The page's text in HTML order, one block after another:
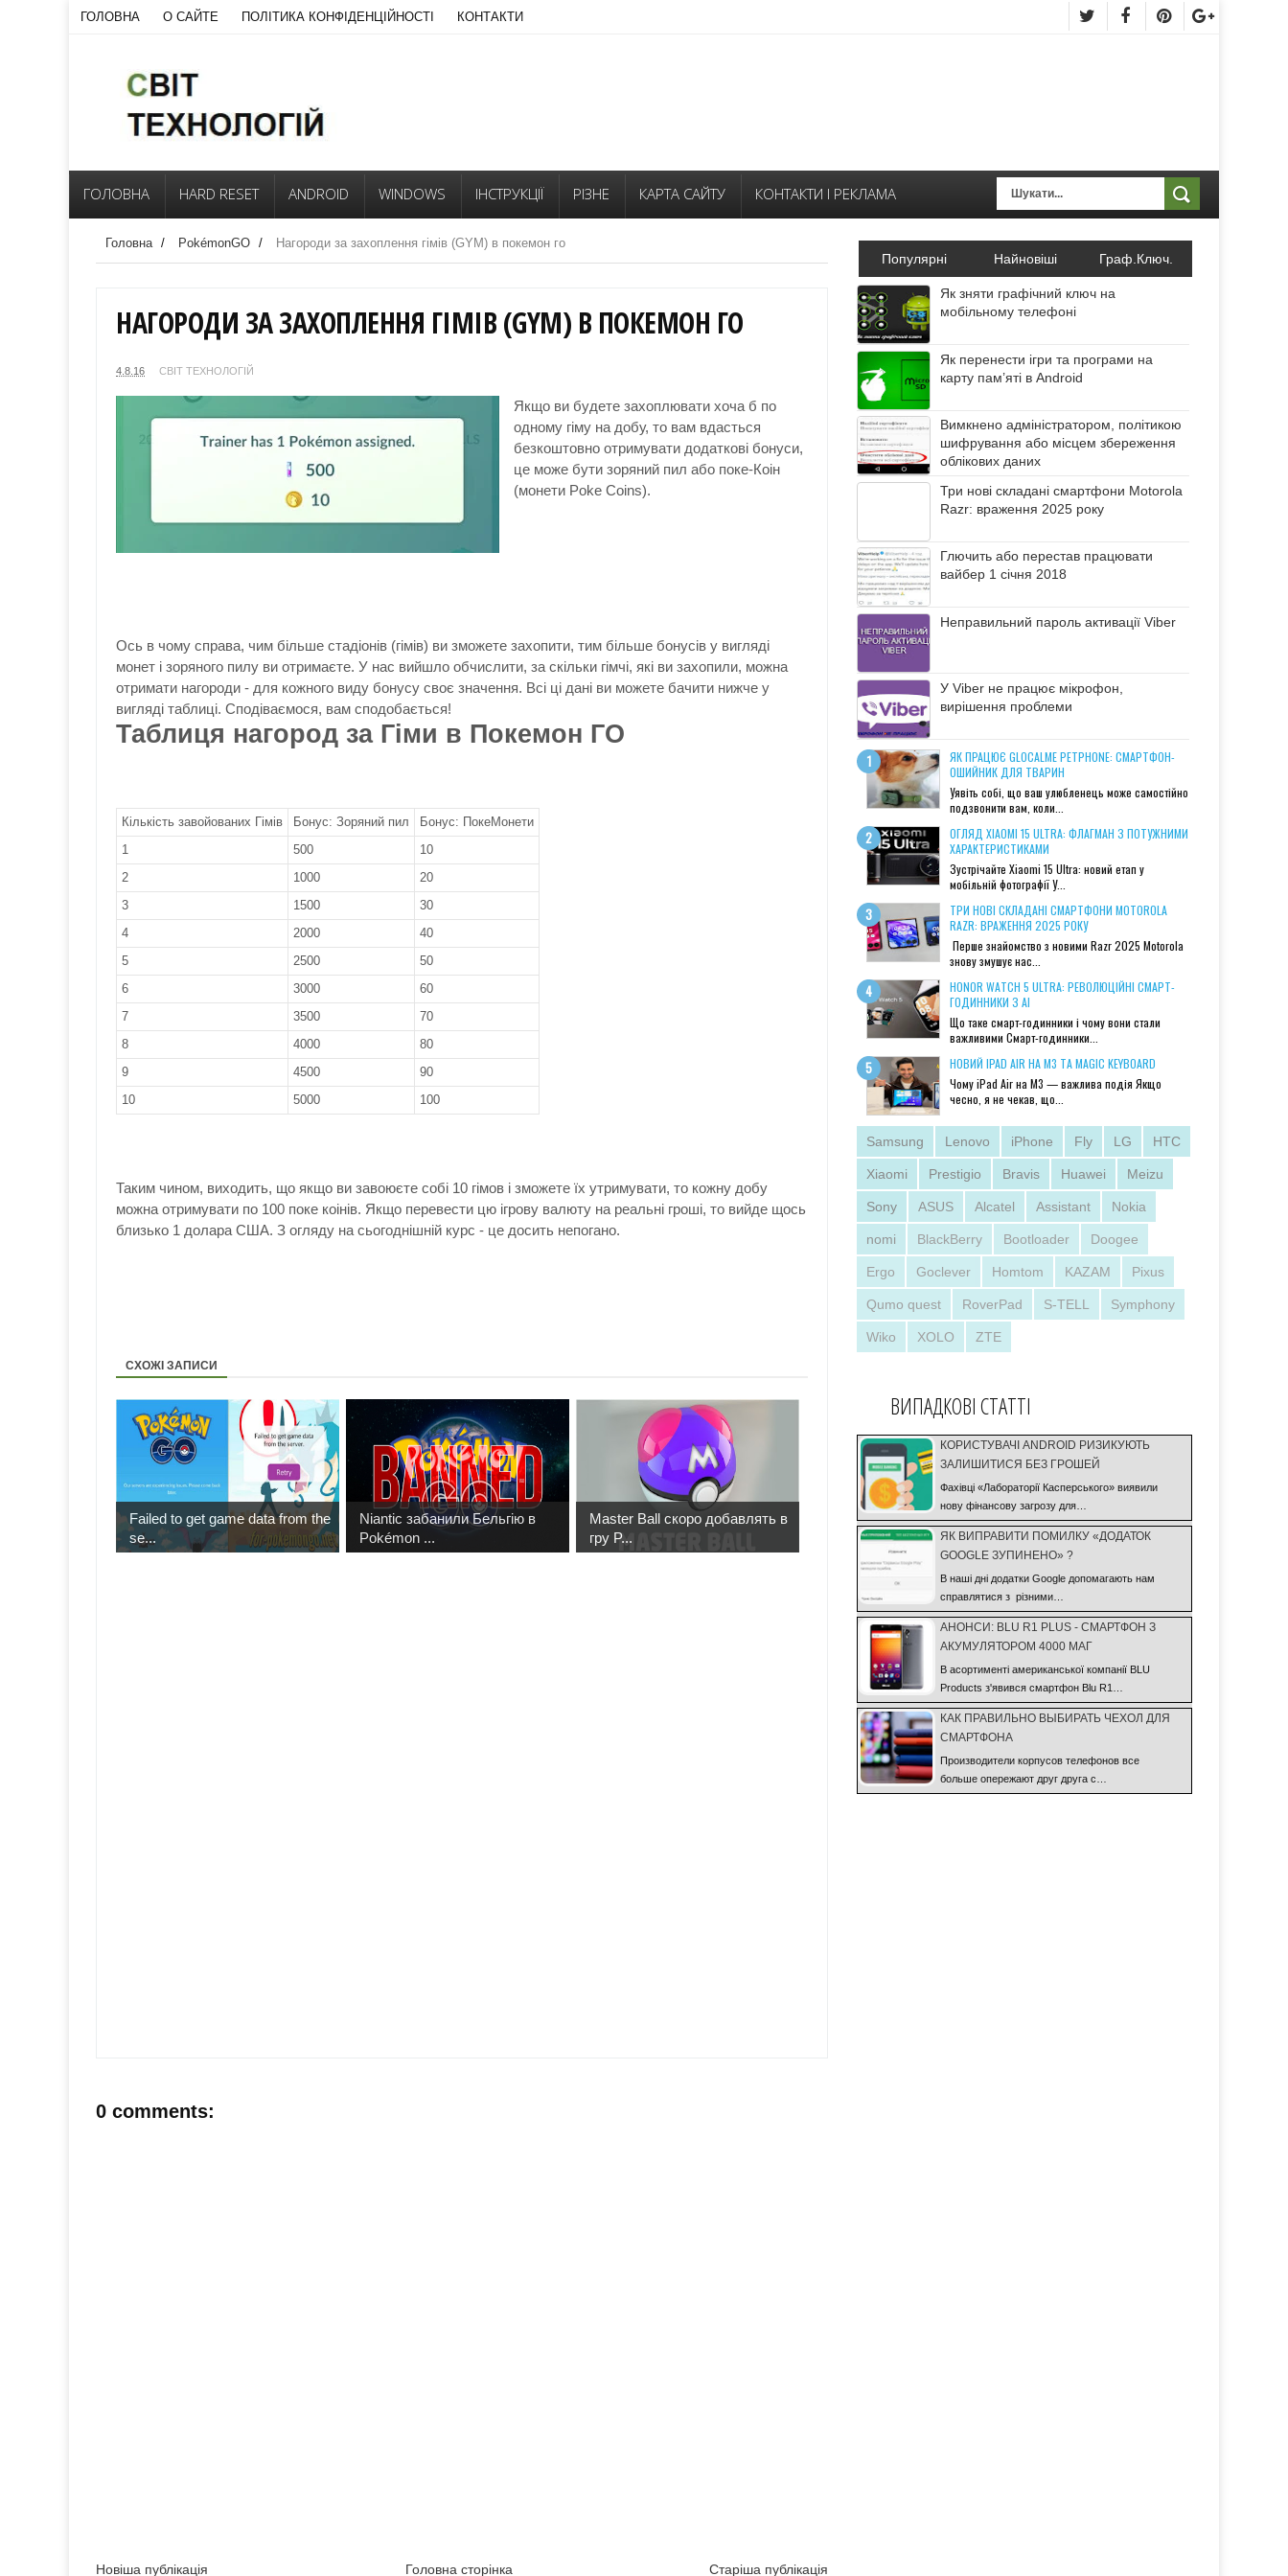
ГОЛОВНА О САЙТЕ ПОЛІТИКА КОНФІДЕНЦІЙНОСТІ КОНТАКТИ
ГОЛОВНА HARD RESET ANDROID WINDOWS ІНСТРУКЦІЇ РІЗНЕ КАРТА САЙТУ КОНТАКТИ І РЕКЛАМА
Головна / PokémonGO / Нагороди за захоплення гімів (GYM) в покемон го
НАГОРОДИ ЗА ЗАХОПЛЕННЯ ГІМІВ (GYM) В ПОКЕМОН ГО
4.8.16 СВІТ ТЕХНОЛОГІЙ
Якщо ви будете захоплювати хоча б по
одному гіму на добу, то вам вдасться
безкоштовно отримувати додаткові бонуси,
це може бути зоряний пил або поке-Коін
(монети Poke Coins).
Ось в чому справа, чим більше стадіонів (гімів) ви зможете захопити, тим більше бонусів у вигляді
монет і зоряного пилу ви отримаєте. У нас вийшло обчислити, за скільки гімчі, які ви захопили, можна
отримати нагороди - для кожного виду бонусу своє значення. Всі ці дані ви можете бачити нижче у
вигляді таблиці. Сподіваємося, вам сподобається!
Таблиця нагород за Гіми в Покемон ГО
Кількість завойованих Гімів Бонус: Зоряний пил
Бонус: ПокеМонети
1
500
10
2
1000
20
3
1500
30
4
2000
40
5
2500
50
6
3000
60
7
3500
70
8
4000
80
9
4500
90
10
5000 100
Таким чином, виходить, що якщо ви завоюєте собі 10 гімов і зможете їх утримувати, то кожну добу
можна отримувати по 100 поке коінів. Якщо перевести цю ігрову валюту на реальні гроші, то вийде щось
близько 1 долара США. З огляду на сьогоднішній курс - це досить непогано.
СХОЖІ ЗАПИСИ
Failed to get game data from the
se...
Niantic забанили Бельгію в
Pokémon ...
Master Ball скоро добавлять в
гру P...
0 comments:
Новіша публікація Старіша публікація
Головна сторінка
Популярні Найновіші Граф.Ключ.
Як зняти графічний ключ на
мобільному телефоні
Як перенести ігри та програми на
карту пам’яті в Android
Вимкнено адміністратором, політикою
шифрування або місцем збереження
облікових даних
Три нові складані смартфони Motorola
Razr: враження 2025 року
Глючить або перестав працювати
вайбер 1 січня 2018
Неправильний пароль активації Viber
У Viber не працює мікрофон,
вирішення проблеми
ЯК ПРАЦЮЄ GLOCALME PETPHONE: СМАРТФОН-
ОШИЙНИК ДЛЯ ТВАРИН
Уявіть собі, що ваш улюбленець може самостійно
подзвонити вам, коли...
ОГЛЯД XIAOMI 15 ULTRA: ФЛАГМАН З ПОТУЖНИМИ
ХАРАКТЕРИСТИКАМИ
Зустрічайте Xiaomi 15 Ultra: новий етап у
мобільній фотографії У...
ТРИ НОВІ СКЛАДАНІ СМАРТФОНИ MOTOROLA
RAZR: ВРАЖЕННЯ 2025 РОКУ
Перше знайомство з новими Razr 2025 Motorola
знову змушує нас...
HONOR WATCH 5 ULTRA: РЕВОЛЮЦІЙНІ СМАРТ-
ГОДИННИКИ З AI
Що таке смарт-годинники і чому вони стали
важливими Смарт-годинники...
НОВИЙ IPAD AIR НА M3 ТА MAGIC KEYBOARD
Чому iPad Air на M3 — важлива подія Якщо
чесно, я не чекав, що...
Samsung Lenovo iPhone Fly LG HTC
Xiaomi Prestigio Bravis Huawei Meizu
Sony ASUS Alcatel Assistant Nokia
nomi BlackBerry Bootloader Doogee
Ergo Goclever Homtom KAZAM Pixus
Qumo quest RoverPad S-TELL Symphony
Wiko XOLO ZTE
ВИПАДКОВІ СТАТТІ
КОРИСТУВАЧІ ANDROID РИЗИКУЮТЬ
ЗАЛИШИТИСЯ БЕЗ ГРОШЕЙ
Фахівці «Лабораторії Касперського» виявили
нову фінансову загрозу для…
ЯК ВИПРАВИТИ ПОМИЛКУ «ДОДАТОК
GOOGLE ЗУПИНЕНО» ?
В наші дні додатки Google допомагають нам
справлятися з різними…
АНОНСИ: BLU R1 PLUS - СМАРТФОН З
АКУМУЛЯТОРОМ 4000 МАГ
В асортименті американської компанії BLU
Products з'явився смартфон Blu R1…
КАК ПРАВИЛЬНО ВЫБИРАТЬ ЧЕХОЛ ДЛЯ
СМАРТФОНА
Производители корпусов телефонов все
больше опережают друг друга с…